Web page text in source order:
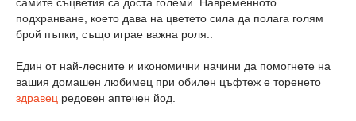
подхранване, което дава на цветето сила да полага голям
брой пъпки, също играе важна роля..
Един от най-лесните и икономични начини да помогнете на
вашия домашен любимец при обилен цъфтеж е торенето
здравец редовен аптечен йод.